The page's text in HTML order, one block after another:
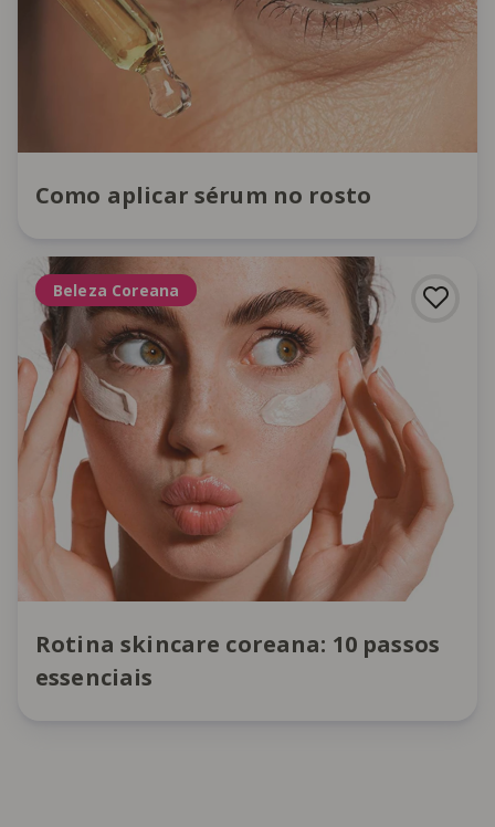
Como aplicar sérum no rosto
Beleza Coreana
Rotina skincare coreana: 10 passos
essenciais